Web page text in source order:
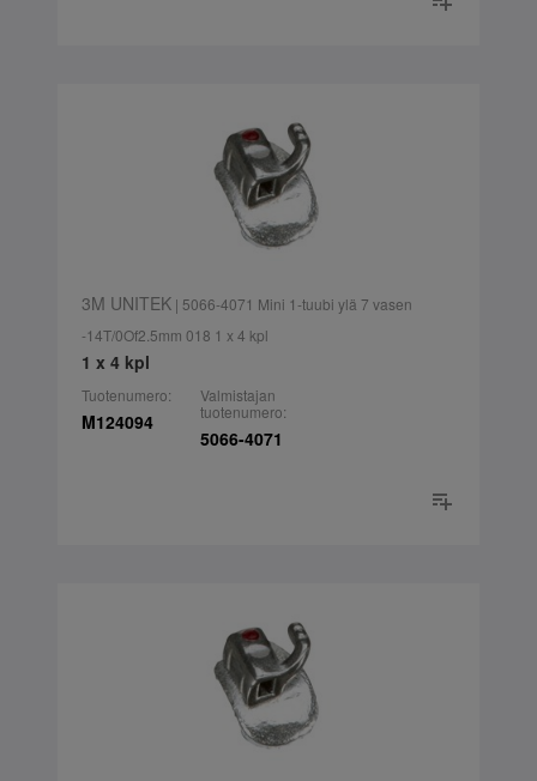
3M UNITEK| 5066-4071 Mini 1-tuubi ylä 7 vasen
-14T/0Of2.5mm 018 1 x 4 kpl
1 x 4 kpl
Tuotenumero:
M124094
Valmistajan
tuotenumero:
5066-4071